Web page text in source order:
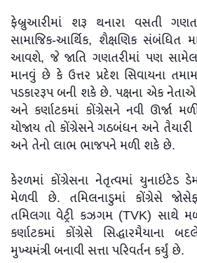
ફેબ્રુઆરીમાં શરૂ થનારા વસતી
સામાજિક-આર્થિક, શૈક્ષણિક સંબંધિત
આવશે, જે જાતિ ગણતરીમાં પણ
માનવું છે કે ઉત્તર પ્રદેશ સિવાયના
પડકારરૂપ બની શકે છે. પક્ષના એક
અને કર્ણાટકમાં કોંગ્રેસને નવી ઊર્જા
યોજાય તો કોંગ્રેસને ગઠબંધન અને
અને તેનો લાભ ભાજપને મળી શકે છે.
કેરળમાં કોંગ્રેસના નેતૃત્વમાં યુનાઇટેડ
મેળવી છે. તમિલનાડુમાં કોંગ્રેસે
તમિલગા વેટ્રી કઝગમ (TVK) સાથે
કર્ણાટકમાં કોંગ્રેસે સિદ્ધારમૈયાના
મુખ્યમંત્રી બનાવી સત્તા પરિવર્તન કર્યું છે.